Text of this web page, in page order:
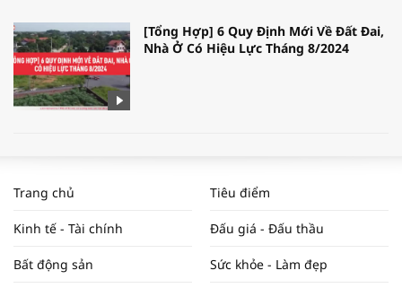
[Tổng Hợp] 6 Quy Định Mới Về Đất Đai,
Nhà Ở Có Hiệu Lực Tháng 8/2024
NAM NĂM 2024 VÀ NĂM 2025 | NHỊP
ĐẬP THỊ TRƯỜNG #62
Trang chủ Tiêu điểm
Kinh tế - Tài chính Đấu giá - Đấu thầu
Bất động sản Sức khỏe - Làm đẹp